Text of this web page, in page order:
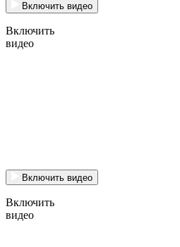
Включить видео
Включить
видео
Включить видео
Включить
видео